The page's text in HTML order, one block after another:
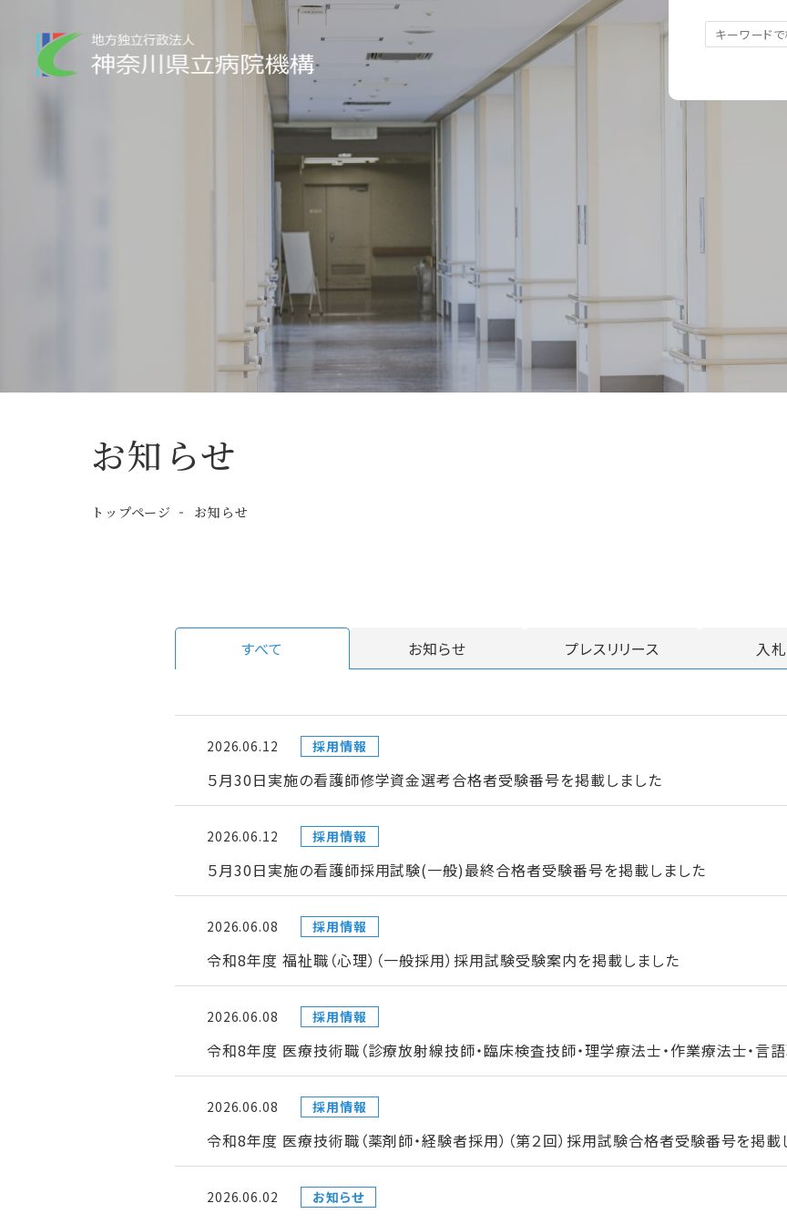
お知らせ
トップページ お知らせ
すべて お知らせ プレスリリース 入
2026.06.12 採用情報
５月30日実施の看護師修学資金選考合格者受験番号を掲載しました
2026.06.12 採用情報
５月30日実施の看護師採用試験(一般)最終合格者受験番号を掲載しました
2026.06.08 採用情報
令和8年度 福祉職（心理）（一般採用）採用試験受験案内を掲載しました
2026.06.08 採用情報
令和8年度 医療技術職（診療放射線技師・臨床検査技師・理学療法士・作業療法士・言
2026.06.08 採用情報
令和8年度 医療技術職（薬剤師・経験者採用）（第２回）採用試験合格者受験番号を掲載
2026.06.02 お知らせ